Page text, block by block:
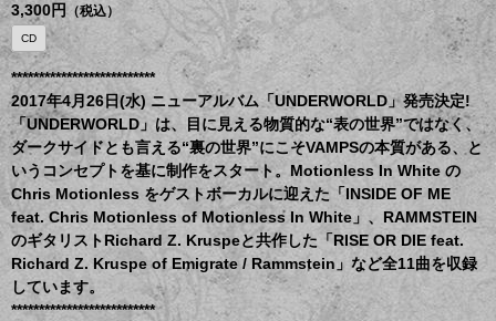
3,300円（税込）
CD
**************************
2017年4月26日(水) ニューアルバム「UNDERWORLD」発売決定!
「UNDERWORLD」は、目に見える物質的な“表の世界”ではなく、
ダークサイドとも言える“裏の世界”にこそVAMPSの本質がある、と
いうコンセプトを基に制作をスタート。Motionless In White の
Chris Motionless をゲストボーカルに迎えた「INSIDE OF ME
feat. Chris Motionless of Motionless In White」、RAMMSTEIN
のギタリストRichard Z. Kruspeと共作した「RISE OR DIE feat.
Richard Z. Kruspe of Emigrate / Rammstein」など全11曲を収録
しています。
**************************